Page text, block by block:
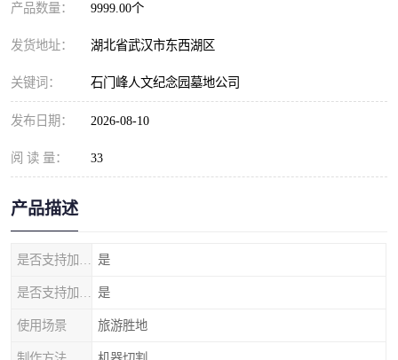
产品数量： 9999.00个
发货地址： 湖北省武汉市东西湖区
关键词： 石门峰人文纪念园墓地公司
发布日期： 2026-08-10
阅 读 量： 33
产品描述
是
是
使用场景 旅游胜地